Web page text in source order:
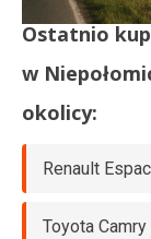
Ostatnio
w
okolicy:
Renault
Toyota